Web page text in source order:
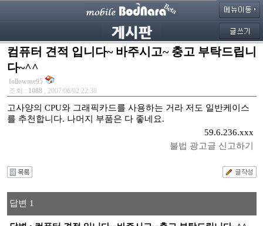
컴퓨터 견적 입니다~ 바주시고~ 충고 부탁드립니
다~^^
followme95
조회 : 1088 , 2007/06/02 22:38
고사양의 CPU와 그래픽카드를 사용하는 거라 저도 일반케이스
를 추천합니다. 나머지 부품은 다 좋네요.
59.6.236.xxx
불법 광고글 신고하기
답변 1